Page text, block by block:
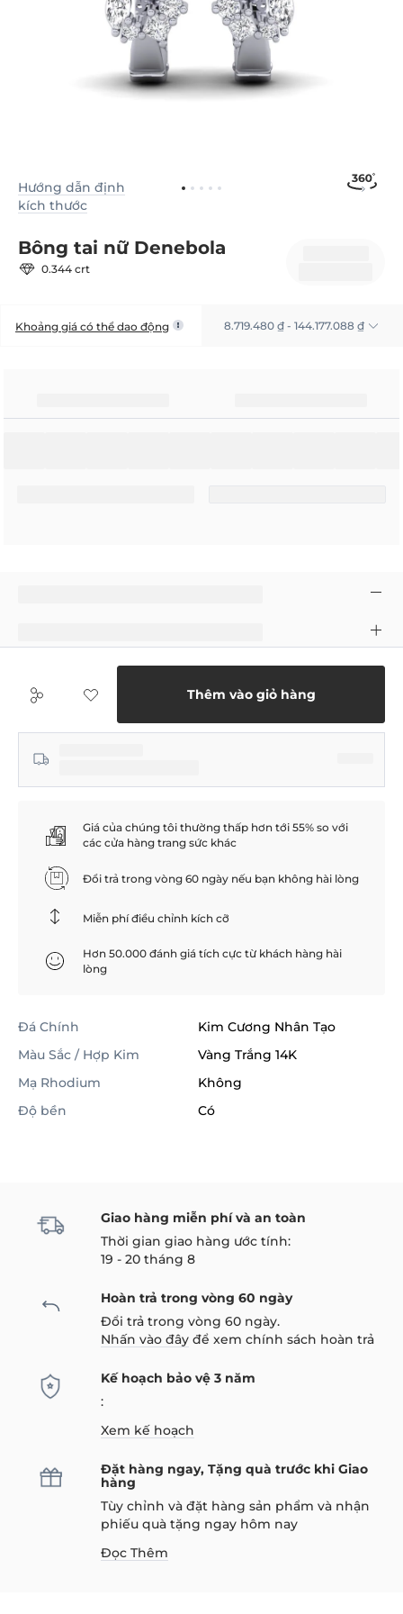
Hướng dẫn định
kích thước
Bông tai nữ Denebola
0.344 crt
Khoảng giá có thể dao động 8.719.480 ₫ - 144.177.088 ₫
Thêm vào giỏ hàng
Giá của chúng tôi thường thấp hơn tới 55% so với
các cửa hàng trang sức khác
Đổi trả trong vòng 60 ngày nếu bạn không hài lòng
Miễn phí điều chỉnh kích cỡ
Hơn 50.000 đánh giá tích cực từ khách hàng hài
lòng
Đá Chính
Kim Cương Nhân Tạo
Màu Sắc / Hợp Kim
Vàng Trắng 14K
Mạ Rhodium
Không
Độ bền
Có
Giao hàng miễn phí và an toàn
Thời gian giao hàng ước tính:
19 - 20 tháng 8
Hoàn trả trong vòng 60 ngày
Đổi trả trong vòng 60 ngày.
Nhấn vào đây để xem chính sách hoàn trả
Kế hoạch bảo vệ 3 năm
:
Xem kế hoạch
Đặt hàng ngay, Tặng quà trước khi Giao
hàng
Tùy chỉnh và đặt hàng sản phẩm và nhận
phiếu quà tặng ngay hôm nay
Đọc Thêm